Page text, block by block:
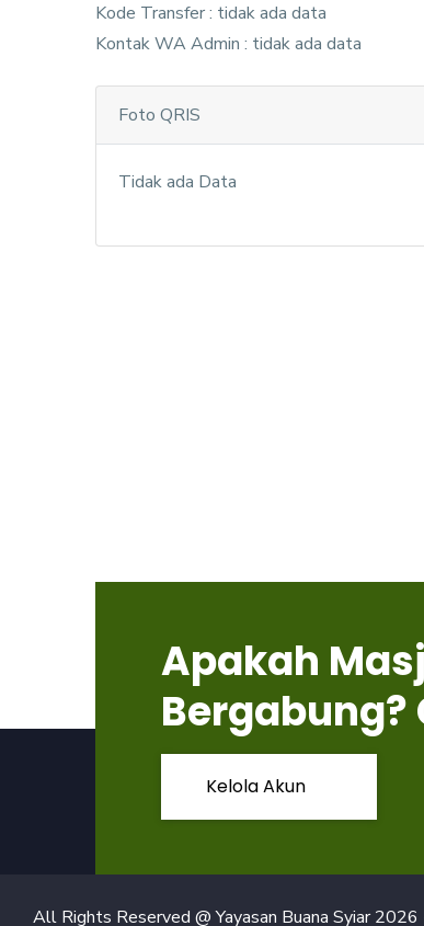
Kode Transfer : tidak ada data
Kontak WA Admin : tidak ada data
Foto QRIS
Tidak ada Data
Apakah
Bergabung?
Kelola Akun
All Rights Reserved @ Yayasan Buana Syiar2026